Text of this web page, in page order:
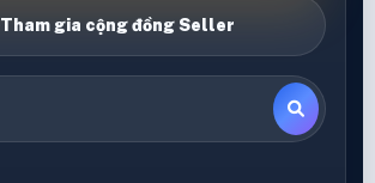
Tham gia cộng đồng Seller